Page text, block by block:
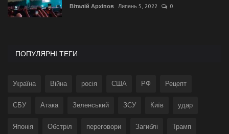
Віталій Архіпов Липень 5, 2022 0
ПОПУЛЯРНІ ТЕГИ
Україна Війна росія США РФ Рецепт
СБУ Атака Зеленський ЗСУ Київ удар
Японія Обстріл переговори Загиблі Трамп